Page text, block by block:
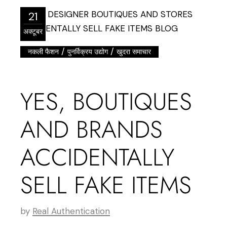
21
अक्टूबर
नकली फैशन /पुनर्विक्रय उद्योग/खुदरा समाचार
YES, BOUTIQUES
AND BRANDS
ACCIDENTALLY
SELL FAKE ITEMS
by Real Authentication